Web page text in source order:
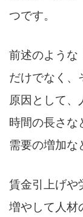
つです。
前述のような
だけでなく、
原因として、
時間の長さな
需要の増加な
賃金引上げや
増やして人材